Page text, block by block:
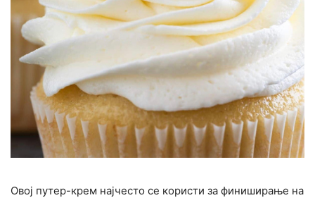
Овој путер-крем најчесто се користи за финиширање на